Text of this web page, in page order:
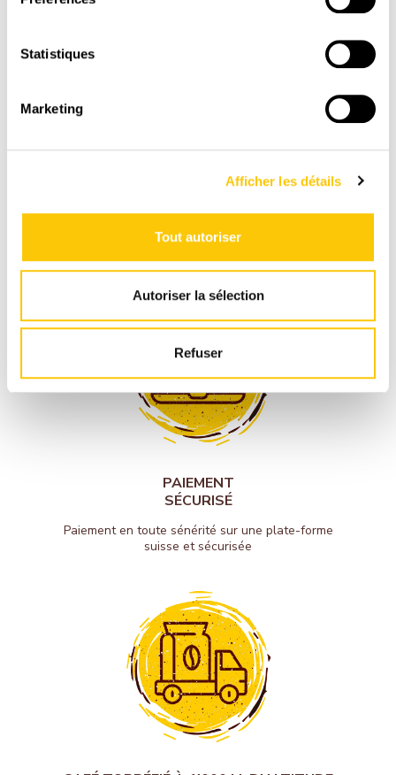
Statistiques
Marketing
Afficher les détails
Tout autoriser
Autoriser la sélection
Refuser
RAPIDE
PAIEMENT
SÉCURISÉ
Paiement en toute sénérité sur une plate-forme
suisse et sécurisée